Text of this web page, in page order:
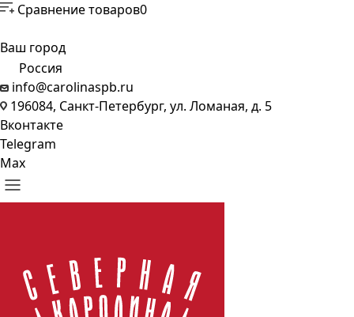
Сравнение товаров0
Ваш город
Россия
info@carolinaspb.ru
196084, Санкт-Петербург, ул. Ломаная, д. 5
Вконтакте
Telegram
Max